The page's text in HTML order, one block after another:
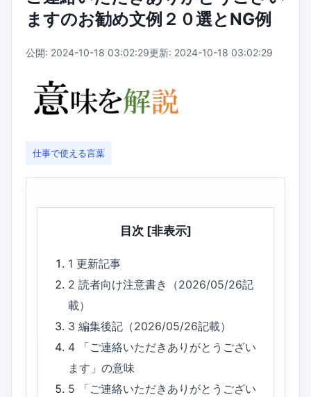
ますのお勧め文例２０選とNG例
公開: 2024-10-18 03:02:29更新: 2024-10-18 03:02:29
仕事で使える言葉
目次 [非表示]
1更新記事
2読者向け注意書き（2026/05/26記
載）
3編集後記（2026/05/26記載）
4
「ご連絡いただきありがとうござい
ます」の意味
5
「ご連絡いただきありがとうござい